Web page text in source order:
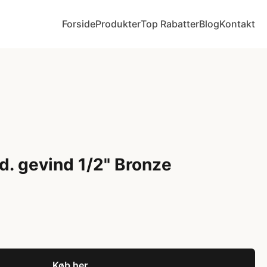
ForsideProdukterTop RabatterBlogKontakt
gevind 1/2" Bronze